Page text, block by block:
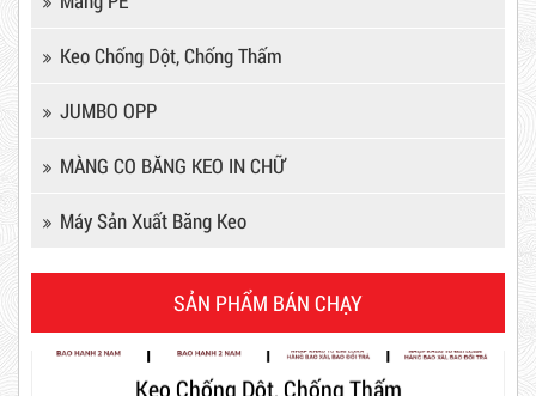
Keo Chống Dột, Chống Thấm
JUMBO OPP
MÀNG CO BĂNG KEO IN CHỮ
Máy Sản Xuất Băng Keo
SẢN PHẨM BÁN CHẠY
Keo Chống Dột, Chống Thấm
Mã sản phẩm: KCD
4*150
12,000 VNĐ
Combo 60 cây băng keo trong
200Y 1.8kg